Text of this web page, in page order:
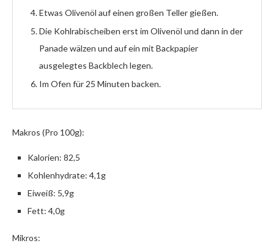
Etwas Olivenöl auf einen großen Teller gießen.
Die Kohlrabischeiben erst im Olivenöl und dann in der
Panade wälzen und auf ein mit Backpapier
ausgelegtes Backblech legen.
Im Ofen für 25 Minuten backen.
Makros (Pro 100g):
Kalorien: 82,5
Kohlenhydrate: 4,1g
Eiweiß: 5,9g
Fett: 4,0g
Mikros: